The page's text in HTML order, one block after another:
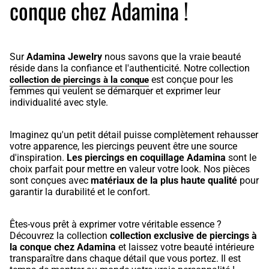
conque chez Adamina !
SurAdamina Jewelry nous savons que la vraie beauté
réside dans la confiance et l'authenticité. Notre collection
collection de piercings à la conque est conçue pour les
femmes qui veulent se démarquer et exprimer leur
individualité avec style.
Imaginez qu'un petit détail puisse complètement rehausser
votre apparence, les piercings peuvent être une source
d'inspiration. Les piercings en coquillage Adamina sont le
choix parfait pour mettre en valeur votre look. Nos pièces
sont conçues avec matériaux de la plus haute qualité pour
garantir la durabilité et le confort.
Êtes-vous prêt à exprimer votre véritable essence ?
Découvrez la collection collection exclusive de piercings à
la conque chez Adamina et laissez votre beauté intérieure
transparaître dans chaque détail que vous portez. Il est